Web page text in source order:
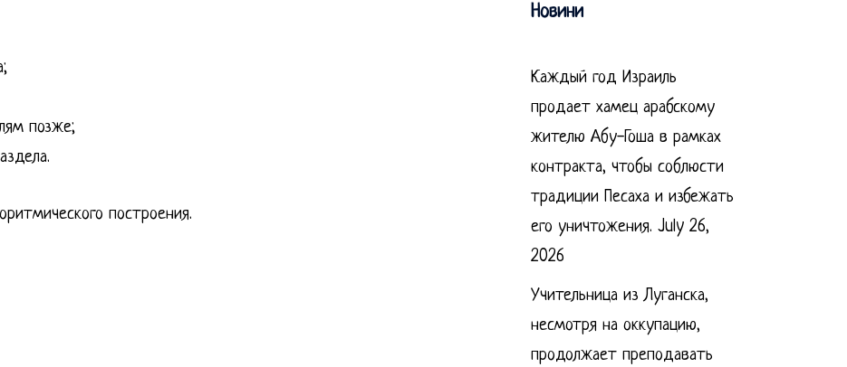
позже;
построения.
Новини
Каждый год Израиль
продает хамец арабскому
жителю Абу-Гоша в рамках
контракта, чтобы соблюсти
традиции Песаха и избежать
его уничтожения. July 26,
2026
Учительница из Луганска,
несмотря на оккупацию,
продолжает преподавать